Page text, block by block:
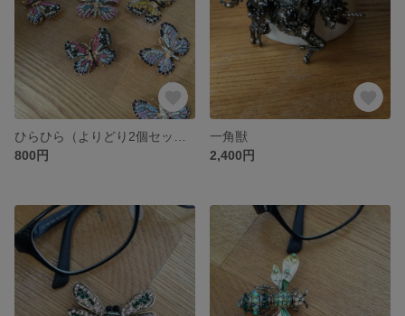
800円
一角獣
2,400円